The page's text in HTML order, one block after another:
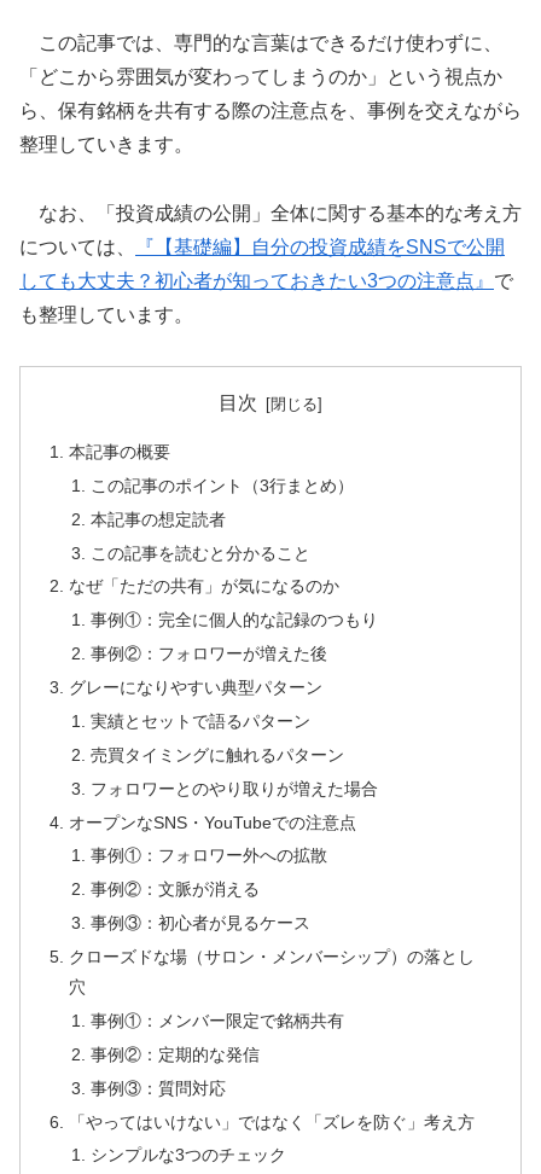
この記事では、専門的な言葉はできるだけ使わずに、
「どこから雰囲気が変わってしまうのか」という視点か
ら、保有銘柄を共有する際の注意点を、事例を交えながら
整理していきます。
なお、「投資成績の公開」全体に関する基本的な考え方
については、
『【基礎編】自分の投資成績をSNSで公開
しても大丈夫？初心者が知っておきたい3つの注意点』 で
も整理しています。
目次
本記事の概要
この記事のポイント（3行まとめ）
本記事の想定読者
この記事を読むと分かること
なぜ「ただの共有」が気になるのか
事例①：完全に個人的な記録のつもり
事例②：フォロワーが増えた後
グレーになりやすい典型パターン
実績とセットで語るパターン
売買タイミングに触れるパターン
フォロワーとのやり取りが増えた場合
オープンなSNS・YouTubeでの注意点
事例①：フォロワー外への拡散
事例②：文脈が消える
事例③：初心者が見るケース
クローズドな場（サロン・メンバーシップ）の落とし
穴
事例①：メンバー限定で銘柄共有
事例②：定期的な発信
事例③：質問対応
「やってはいけない」ではなく「ズレを防ぐ」考え方
シンプルな3つのチェック